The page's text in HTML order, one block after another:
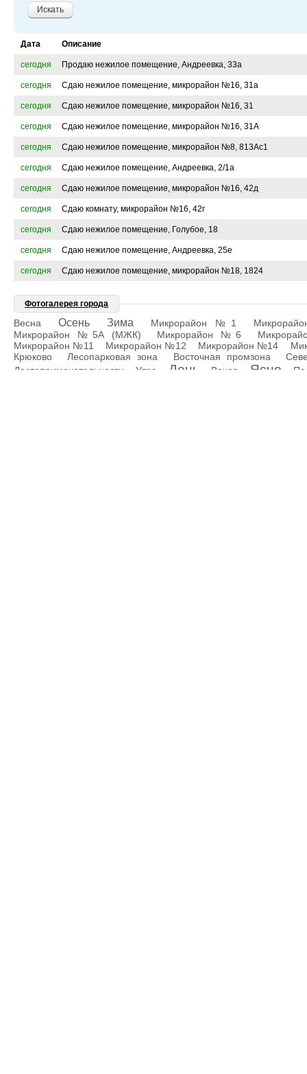
своей деятельности и
Искать
Дата Описание
сегодня Продаю нежилое помещение, Андреевка, 33а
сегодня Сдаю нежилое помещение, микрорайон №16, 31а
сегодня Сдаю нежилое помещение, микрорайон №16, 31
сегодня Сдаю нежилое помещение, микрорайон №16, 31А
сегодня Сдаю нежилое помещение, микрорайон №8, 813Ас1
сегодня Сдаю нежилое помещение, Андреевка, 2/1а
сегодня Сдаю нежилое помещение, микрорайон №16, 42д
сегодня Сдаю комнату, микрорайон №16, 42г
сегодня Сдаю нежилое помещение, Голубое, 18
сегодня Сдаю нежилое помещение, Андреевка, 25е
сегодня Сдаю нежилое помещение, микрорайон №18, 1824
Фотогалерея города
Весна Осень Зима Микрорайон №1
Микрорайон №5А (МЖК)
Микрорайон №6
Микрорайон №11
Микрорайон №12 Микрорайон №14
Крюково
Лесопарковая зона Восточная промзона
Достопримечательности
Утро День Вечер Ясно